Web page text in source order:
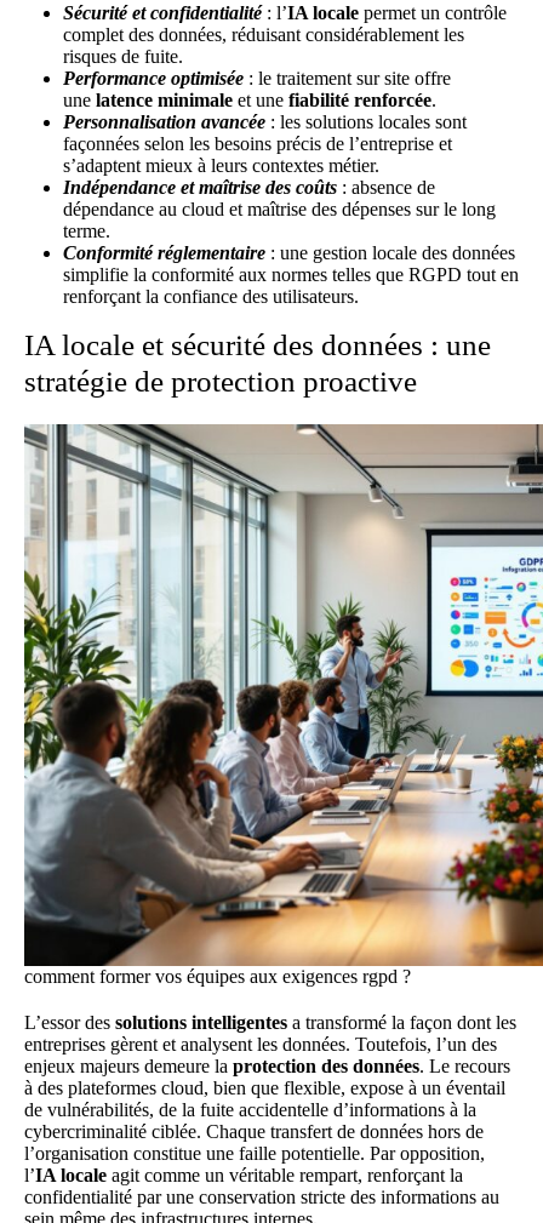
Sécurité et confidentialité: l’IA locale permet un contrôle
complet des données, réduisant considérablement les
risques de fuite.
Performance optimisée : le traitement sur site offre
une latence minimale et une fiabilité renforcée.
Personnalisation avancée : les solutions locales sont
façonnées selon les besoins précis de l’entreprise et
s’adaptent mieux à leurs contextes métier.
Indépendance et maîtrise des coûts : absence de
dépendance au cloud et maîtrise des dépenses sur le long
terme.
Conformité réglementaire : une gestion locale des données
simplifie la conformité aux normes telles que RGPD tout en
renforçant la confiance des utilisateurs.
IA locale et sécurité des données : une
stratégie de protection proactive
comment former vos équipes aux exigences rgpd ?
L’essor des solutions intelligentes a transformé la façon dont les
entreprises gèrent et analysent les données. Toutefois, l’un des
enjeux majeurs demeure la protection des données. Le recours
à des plateformes cloud, bien que flexible, expose à un éventail
de vulnérabilités, de la fuite accidentelle d’informations à la
cybercriminalité ciblée. Chaque transfert de données hors de
l’organisation constitue une faille potentielle. Par opposition,
l’IA locale agit comme un véritable rempart, renforçant la
confidentialité par une conservation stricte des informations au
sein même des infrastructures internes.